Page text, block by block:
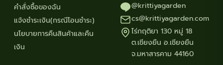
คำสั่งซื้อของฉัน
แจ้งชำระเงิน(กรณีโอนชำระ)
นโยบายการคืนสินค้าและคืน
เงิน
@krittiyagarden
cs@krittiyagarden.com
ไร่กฤติยา 130 หมู่ 18
ต.เชียงยืน อ.เชียงยืน
จ.มหาสารคาม 44160